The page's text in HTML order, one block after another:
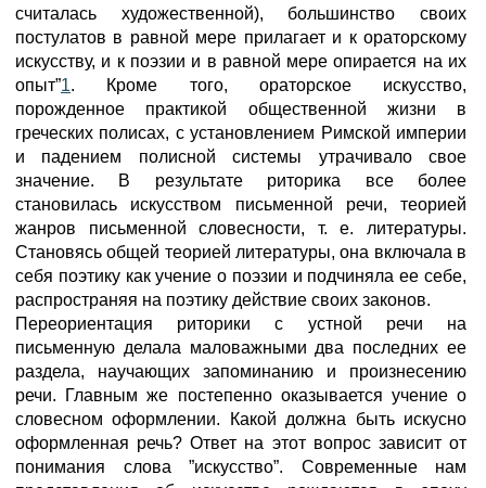
считалась художественной), большинство своих
постулатов в равной мере прилагает и к ораторскому
искусству, и к поэзии и в равной мере опирается на их
опыт”1. Кроме того, ораторское искусство,
порожденное практикой общественной жизни в
греческих полисах, с установлением Римской империи
и падением полисной системы утрачивало свое
значение. В результате риторика все более
становилась искусством письменной речи, теорией
жанров письменной словесности, т. е. литературы.
Становясь общей теорией литературы, она включала в
себя поэтику как учение о поэзии и подчиняла ее себе,
распространяя на поэтику действие своих законов.
Переориентация риторики с устной речи на
письменную делала маловажными два последних ее
раздела, научающих запоминанию и произнесению
речи. Главным же постепенно оказывается учение о
словесном оформлении. Какой должна быть искусно
оформленная речь? Ответ на этот вопрос зависит от
понимания слова ”искусство”. Современные нам